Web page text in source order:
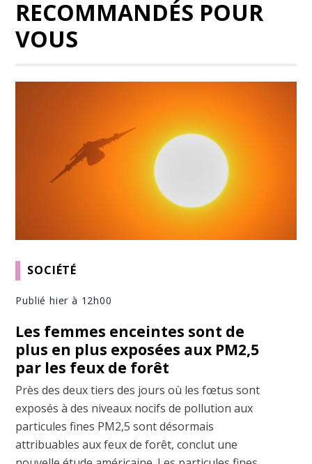
RECOMMANDÉS POUR
VOUS
SOCIÉTÉ
Publié hier à 12h00
Les femmes enceintes sont de
plus en plus exposées aux PM2,5
par les feux de forêt
Près des deux tiers des jours où les fœtus sont
exposés à des niveaux nocifs de pollution aux
particules fines PM2,5 sont désormais
attribuables aux feux de forêt, conclut une